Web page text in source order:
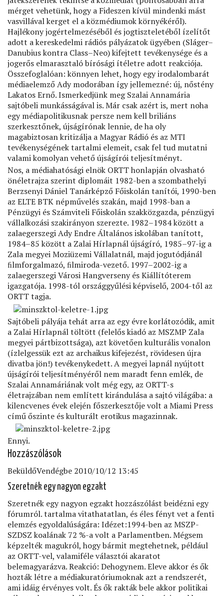
mérget vehetünk, hogy a Fideszen kívül mindenki mást
vasvillával kerget el a közmédiumok környékéről).
Hajlékony jogértelmezéséből és jogtiszteletéből ízelítőt
adott a kereskedelmi rádiós pályázatok ügyében (Sláger–
Danubius kontra Class–Neo) kifejtett tevékenysége és a
jogerős elmarasztaló bírósági ítéletre adott reakciója.
Összefoglalóan: könnyen lehet, hogy egy irodalombarát
médiaelemző Ady modorában így jellemezné: új, nőstény
Lakatos Ernő. Ismerkedjünk meg Szalai Annamária
sajtóbeli munkásságával is. Már csak azért is, mert noha
egy médiapolitikusnak persze nem kell briliáns
szerkesztőnek, újságírónak lennie, de ha oly
magabiztosan kritizálja a Magyar Rádió és az MTI
tevékenységének tartalmi elemeit, csak fel tud mutatni
valami komolyan vehető újságírói teljesítményt.
Nos, a médiahatósági elnök ORTT honlapján olvasható
önéletrajza szerint diplomáit 1982-ben a szombathelyi
Berzsenyi Dániel Tanárképző Főiskolán tanítói, 1990-ben
az ELTE BTK népművelés szakán, majd 1998-ban a
Pénzügyi és Számviteli Főiskolán szakközgazda, pénzügyi
vállalkozási szakirányon szerezte. 1982–1984 között a
zalaegerszegi Ady Endre Általános iskolában tanított,
1984–85 között a Zalai Hírlapnál újságíró, 1985–97-ig a
Zala megyei Moziüzemi Vállalatnál, majd jogutódjánál
ﬁlmforgalmazó, ﬁlmiroda-vezető. 1997–2002-ig a
zalaegerszegi Városi Hangverseny és Kiállítóterem
igazgatója. 1998-tól országgyűlési képviselő, 2004-től az
ORTT tagja.
Sajtóbeli pályája tehát arra az egy évre korlátozódik, amit
a Zalai Hírlapnál töltött (felelős kiadó az MSZMP Zala
megyei pártbizottsága), azt követően kulturális vonalon
(ízlelgessük ezt az archaikus kifejezést, rövidesen újra
divatba jön!) tevékenykedett. A megyei lapnál nyújtott
újságírói teljesítményéről nem maradt fenn emlék, de
Szalai Annamáriának volt még egy, az ORTT-s
életrajzában nem említett kirándulása a sajtó világába: a
kilencvenes évek elején főszerkesztője volt a Miami Press
című őszinte és kulturált erotikus magazinnak.
Ennyi.
Hozzászólások
BeküldőVendégbe 2010/10/12 13:45
Szeretnék egy nagyon egzakt
Szeretnék egy nagyon egzakt hozzászólást beidézni egy
fórumról. tartalma vitathatatlan, és éles fényt vet a fenti
elemzés egyoldalúságára: Idézet:1994-ben az MSZP-
SZDSZ koalának 72 %-a volt a Parlamentben. Mégsem
képzelték magukról, hogy bármit megtehetnek, például
az ORTT-vel, valamiféle választói akaratot
belemagyarázva. Reakció: Dehogynem. Eleve akkor és ők
hozták létre a médiakuratóriumoknak azt a rendszerét,
ami idáig érvényes volt. És ők rakták bele akkor politikai